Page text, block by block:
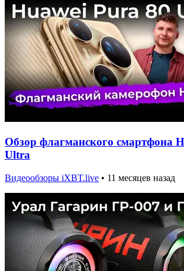
Обзор флагманского смартфона
Ultra
Видеообзоры iXBT.live • 11 месяцев назад